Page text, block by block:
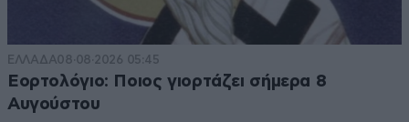
ΕΛΛΑΔΑ08·08·2026 05:45
Εορτολόγιο: Ποιος γιορτάζει σήμερα 8
Αυγούστου